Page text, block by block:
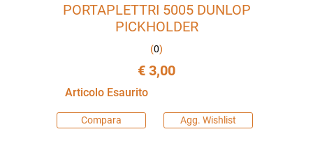
PORTAPLETTRI 5005 DUNLOP
PICKHOLDER
(0)
€ 3,00
Articolo Esaurito
Compara Agg. Wishlist